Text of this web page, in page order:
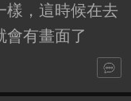
樣，這時候在去
會有畫面了